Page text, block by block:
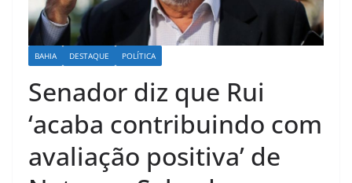
BAHIA DESTAQUE POLÍTICA
Senador diz que Rui
‘acaba contribuindo com
avaliação positiva’ de